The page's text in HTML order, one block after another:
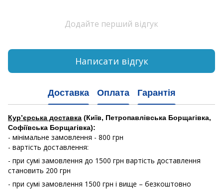
Додайте перший відгук
Написати відгук
Доставка Оплата Гарантія
Кур’єрська доставка (Київ, Петропавлівська Борщагівка,
Софіївська Борщагівка):
- мінімальне замовлення - 800 грн
- вартість доставлення:
- при сумі замовлення до 1500 грн вартість доставлення
становить 200 грн
- при сумі замовлення 1500 грн і вище – безкоштовно